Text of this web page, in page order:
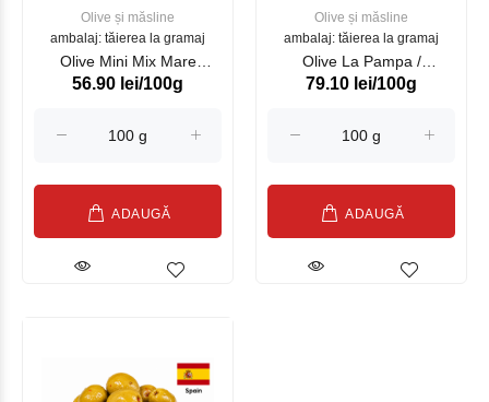
Olive și măsline
ambalaj: tăierea la gramaj
Olive Mini Mix Mare
Nostrum Maestro
4.2kg / Net 2.5kg
56.90 lei/100g
ADAUGĂ
Olive și măsline
ambalaj: tăierea la gramaj
Olive La Pampa /
Piamonte Maestro
4.2 kg/ Net 2 kg
79.10 lei/100g
ADAUGĂ